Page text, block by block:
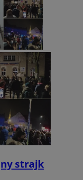
strajk